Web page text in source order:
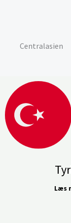
Centralasien
Læs